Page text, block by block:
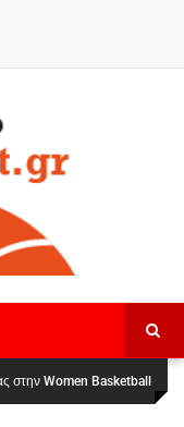
Women Basketball
η Εθνική Γυναικών